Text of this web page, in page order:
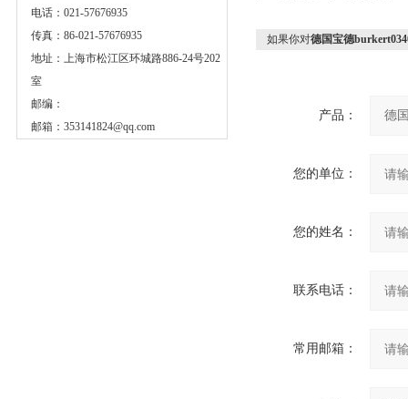
电话：021-57676935
传真：86-021-57676935
地址：上海市松江区环城路886-24号202
室
邮编：
邮箱： 353141824@qq.com
如果你对德国宝德
产品：
您的单位：
您的姓名：
联系电话：
常用邮箱：